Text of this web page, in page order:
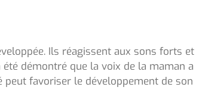
Ils réagissent aux sons forts et
démontré que la voix de la maman a
peut favoriser le développement de son